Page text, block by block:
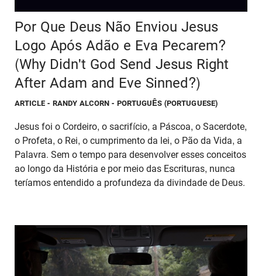
Por Que Deus Não Enviou Jesus
Logo Após Adão e Eva Pecarem?
(Why Didn't God Send Jesus Right
After Adam and Eve Sinned?)
ARTICLE - RANDY ALCORN - PORTUGUÊS (PORTUGUESE)
Jesus foi o Cordeiro, o sacrifício, a Páscoa, o Sacerdote,
o Profeta, o Rei, o cumprimento da lei, o Pão da Vida, a
Palavra. Sem o tempo para desenvolver esses conceitos
ao longo da História e por meio das Escrituras, nunca
teríamos entendido a profundeza da divindade de Deus.